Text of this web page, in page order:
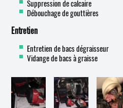
Suppression de calcaire
Débouchage de gouttières
Entretien
Entretien de bacs dégraisseur
Vidange de bacs à graisse